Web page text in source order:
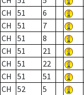
CH
51 6
CH
51 7
CH
51 8
CH
51 21
CH
51 22
CH
51 51
CH
52 5